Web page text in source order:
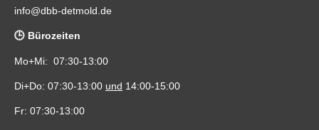
info@dbb-detmold.de
🕒 Bürozeiten
Mo+Mi: 07:30-13:00
Di+Do: 07:30-13:00 und 14:00-15:00
Fr: 07:30-13:00